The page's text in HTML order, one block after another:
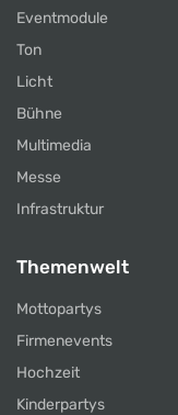
Eventmodule
Ton
Licht
Bühne
Multimedia
Messe
Infrastruktur
Themenwelt
Mottopartys
Firmenevents
Hochzeit
Kinderpartys